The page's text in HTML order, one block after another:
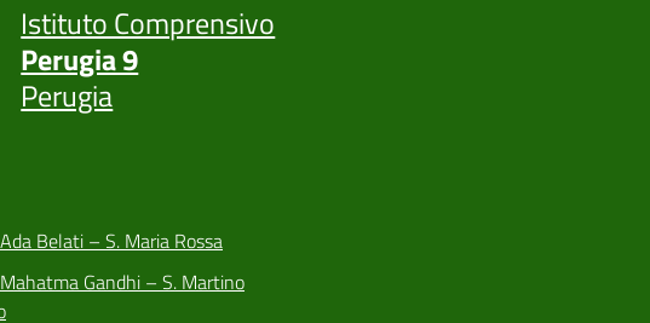
Istituto Comprensivo
Perugia 9
Perugia
Belati – S. Maria Rossa
Gandhi – S. Martino